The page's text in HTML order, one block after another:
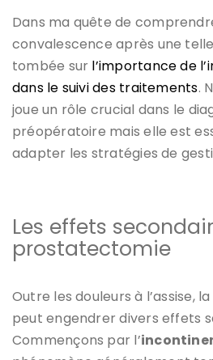
Dans ma quête de
convalescence après une
tombée sur l’importance de
dans le suivi des traitements.
joue un rôle crucial dans le
préopératoire mais elle est
adapter les stratégies de
Les effets
prostatectomie
Outre les douleurs à l’assise,
peut engendrer divers effets
Commençons par l’